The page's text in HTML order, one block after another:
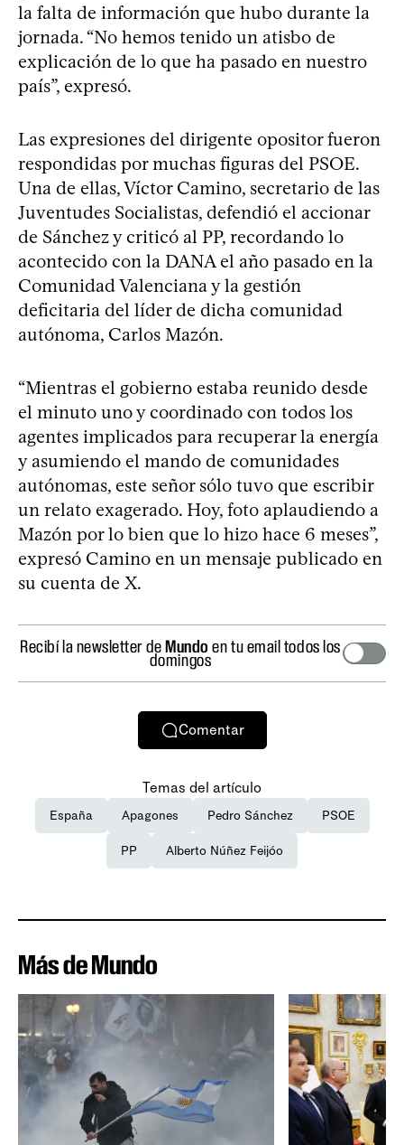
la falta de información que hubo durante la
jornada. “No hemos tenido un atisbo de
explicación de lo que ha pasado en nuestro
país”, expresó.
Las expresiones del dirigente opositor fueron
respondidas por muchas figuras del PSOE.
Una de ellas, Víctor Camino, secretario de las
Juventudes Socialistas, defendió el accionar
de Sánchez y criticó al PP, recordando lo
acontecido con la DANA el año pasado en la
Comunidad Valenciana y la gestión
deficitaria del líder de dicha comunidad
autónoma, Carlos Mazón.
“Mientras el gobierno estaba reunido desde
el minuto uno y coordinado con todos los
agentes implicados para recuperar la energía
y asumiendo el mando de comunidades
autónomas, este señor sólo tuvo que escribir
un relato exagerado. Hoy, foto aplaudiendo a
Mazón por lo bien que lo hizo hace 6 meses”,
expresó Camino en un mensaje publicado en
su cuenta de X.
Recibí la newsletter deMundo en tu email todos los
domingos
Comentar
Temas del artículo
España Apagones Pedro Sánchez PSOE
PP Alberto Núñez Feijóo
Más de Mundo